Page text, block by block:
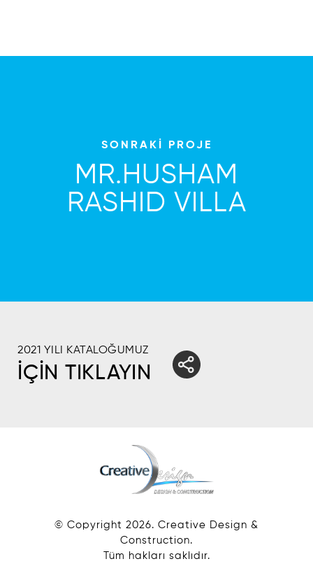
SONRAKİ PROJE
MR.HUSHAM
RASHID VILLA
2021 YILI KATALOĞUMUZ
İÇİN TIKLAYIN
© Copyright 2026. Creative Design &
Construction.
Tüm hakları saklıdır.